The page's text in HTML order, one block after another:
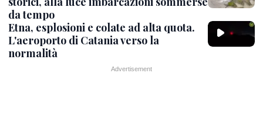
da tempo
Etna, esplosioni e colate ad alta quota.
L'aeroporto di Catania verso la
normalità